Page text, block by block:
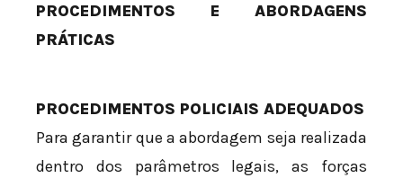
PROCEDIMENTOS E ABORDAGENS
PRÁTICAS
PROCEDIMENTOS POLICIAIS ADEQUADOS
Para garantir que a abordagem seja realizada
dentro dos parâmetros legais, as forças